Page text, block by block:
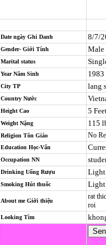
Date ngày Ghi Danh 8/7/
Gender- Giới Tính Male
Marital status
Year Năm Sinh 1983
City TP lang
Country Nước
Height Cao 5
Weight Nặng 115
Religion Tôn Giáo No
Education Học-Vấn
Occupation NN
Drinking Uống Rượu
Smoking Hút thuốc Light
About me Giới thiệu
rat
roi
Looking Tìm